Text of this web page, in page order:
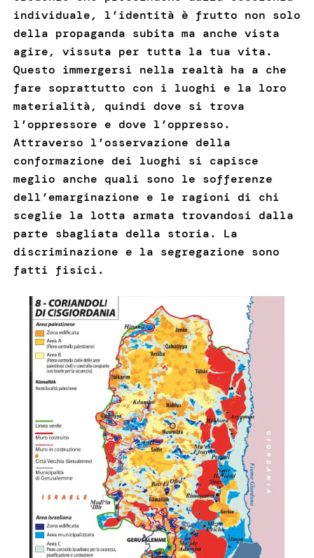
individuale, l’identità è frutto non solo
della propaganda subita ma anche vista
agire, vissuta per tutta la tua vita.
Questo immergersi nella realtà ha a che
fare soprattutto con i luoghi e la loro
materialità, quindi dove si trova
l’oppressore e dove l’oppresso.
Attraverso l’osservazione della
conformazione dei luoghi si capisce
meglio anche quali sono le sofferenze
dell’emarginazione e le ragioni di chi
sceglie la lotta armata trovandosi dalla
parte sbagliata della storia. La
discriminazione e la segregazione sono
fatti fisici.